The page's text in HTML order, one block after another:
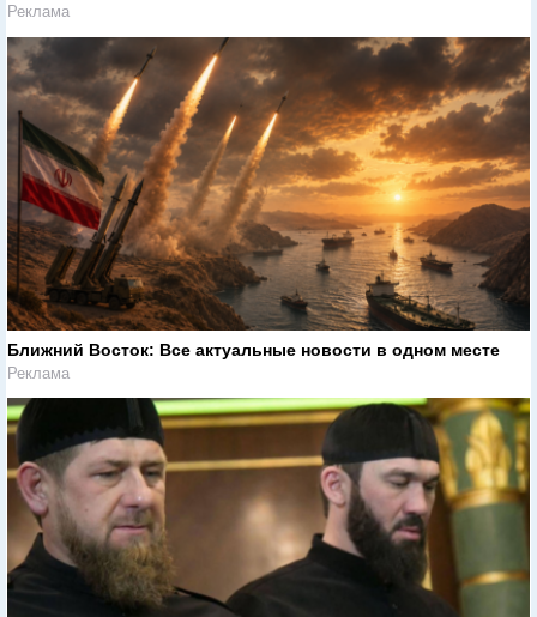
Реклама
Ближний Восток: Все актуальные новости в одном месте
Реклама